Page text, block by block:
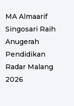
MA Almaarif
Singosari Raih
Anugerah
Pendidikan
Radar Malang
2026